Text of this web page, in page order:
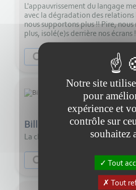
L'appauvrissement du langage
avec la dégradation des relations
nous supportons plus !! Pire,
plus, isolé(e)s derrière nos écrans
Citoyenneté
6:00
La chronique citoyenne de Guy
Citoyenneté
Notre site
pour
expérience et
contrôle sur
souhaitez
Tout
Tout